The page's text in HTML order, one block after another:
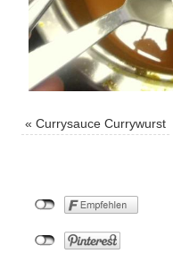
« Currysauce Currywurst